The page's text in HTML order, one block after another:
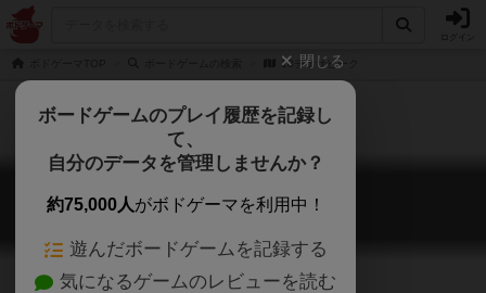
18チェサピーク
18チェサピーク
18Chesapeake
閉じる
ボードゲームのプレイ履歴を記録し
て、
自分のデータを管理しませんか？
約75,000人がボドゲーマを利用中！
遊んだボードゲームを記録する
気になるゲームのレビューを読む